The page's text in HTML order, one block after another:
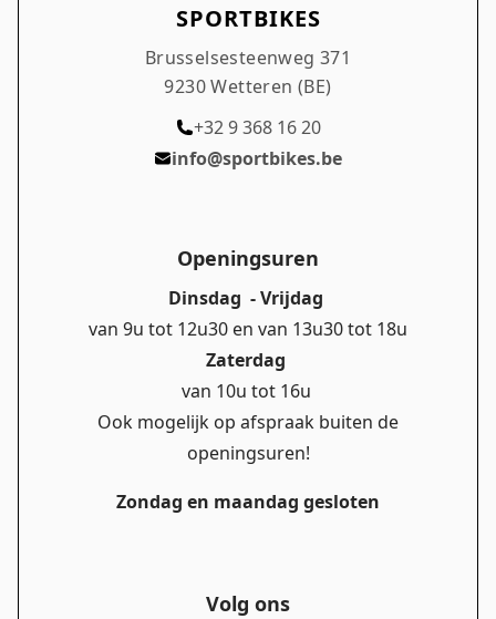
SPORTBIKES
Brusselsesteenweg 371
9230 Wetteren (BE)
+32 9 368 16 20
info@sportbikes.be
Openingsuren
Dinsdag - Vrijdag
van 9u tot 12u30 en van 13u30 tot 18u
Zaterdag
van 10u tot 16u
Ook mogelijk op afspraak buiten de
openingsuren!
Zondag en maandag gesloten
Volg ons